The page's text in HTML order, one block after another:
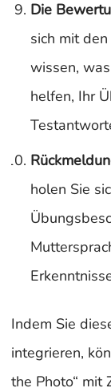
Die
sich mit
wissen,
helfen, Ihr
holen Sie
Indem Sie
integrieren,
the Photo“ mit